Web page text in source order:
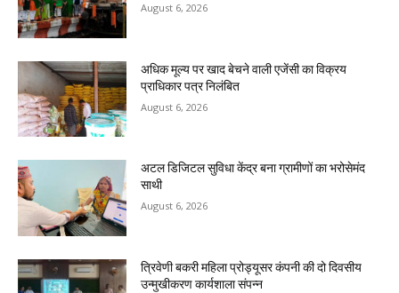
August 6, 2026
अधिक मूल्य पर खाद बेचने वाली एजेंसी का विक्रय
प्राधिकार पत्र निलंबित
August 6, 2026
अटल डिजिटल सुविधा केंद्र बना ग्रामीणों का भरोसेमंद
साथी
August 6, 2026
त्रिवेणी बकरी महिला प्रोड्यूसर कंपनी की दो दिवसीय
उन्मुखीकरण कार्यशाला संपन्न